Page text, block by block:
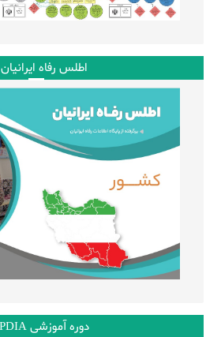
اطلس رفاه ایرانیان
دوره آموزشی PDIA